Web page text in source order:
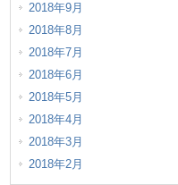
2018年9月
2018年8月
2018年7月
2018年6月
2018年5月
2018年4月
2018年3月
2018年2月